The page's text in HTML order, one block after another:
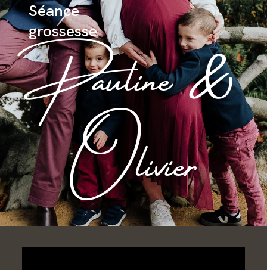
CONTACT
GALERIES PRIVÉES
Pauline &
Olivier
Séance
grossesse